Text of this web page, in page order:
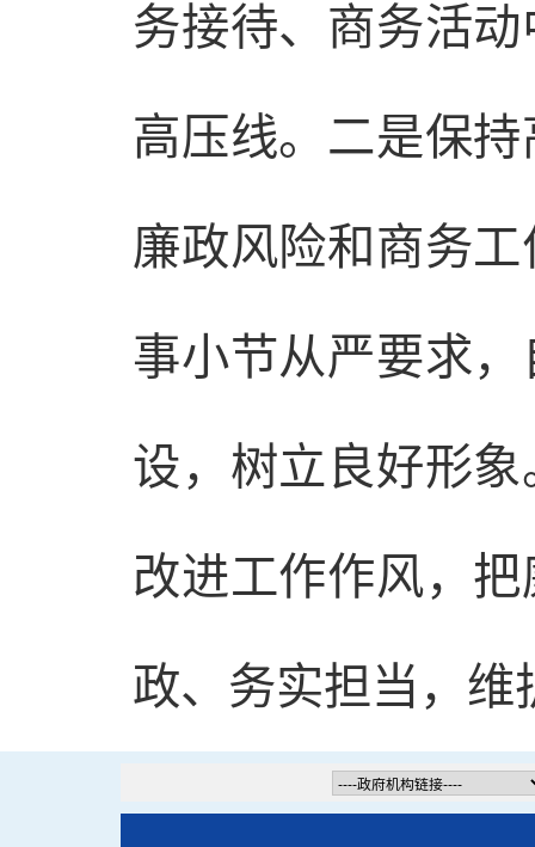
务接待、商务活
高压线。二是保
廉政风险和商务
事小节从严要求
设，树立良好形
改进工作作风，
政、务实担当，维